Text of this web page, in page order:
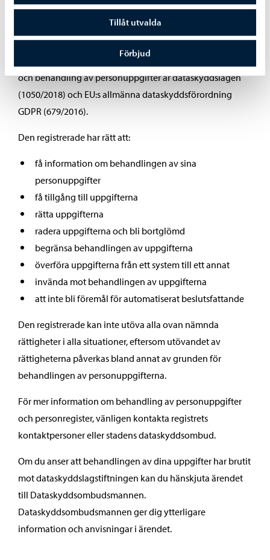
Tillåt utvalda
Förbjud
och trovärdigheten hos stadens system och personregister
kan upprätthållas och säkerställas. All behandling av
personuppgifter följer dataskyddslagstiftningen, där de
viktigaste allmänna lagarna som reglerar personregister
och behandling av personuppgifter är dataskyddslagen
(1050/2018) och EU:s allmänna dataskyddsförordning
GDPR (679/2016).
Den registrerade har rätt att:
få information om behandlingen av sina
personuppgifter
få tillgång till uppgifterna
rätta uppgifterna
radera uppgifterna och bli bortglömd
begränsa behandlingen av uppgifterna
överföra uppgifterna från ett system till ett annat
invända mot behandlingen av uppgifterna
att inte bli föremål för automatiserat beslutsfattande
Den registrerade kan inte utöva alla ovan nämnda
rättigheter i alla situationer, eftersom utövandet av
rättigheterna påverkas bland annat av grunden för
behandlingen av personuppgifterna.
För mer information om behandling av personuppgifter
och personregister, vänligen kontakta registrets
kontaktpersoner eller stadens dataskyddsombud.
Om du anser att behandlingen av dina uppgifter har brutit
mot dataskyddslagstiftningen kan du hänskjuta ärendet
till Dataskyddsombudsmannen.
Dataskyddsombudsmannen ger dig ytterligare
information och anvisningar i ärendet.